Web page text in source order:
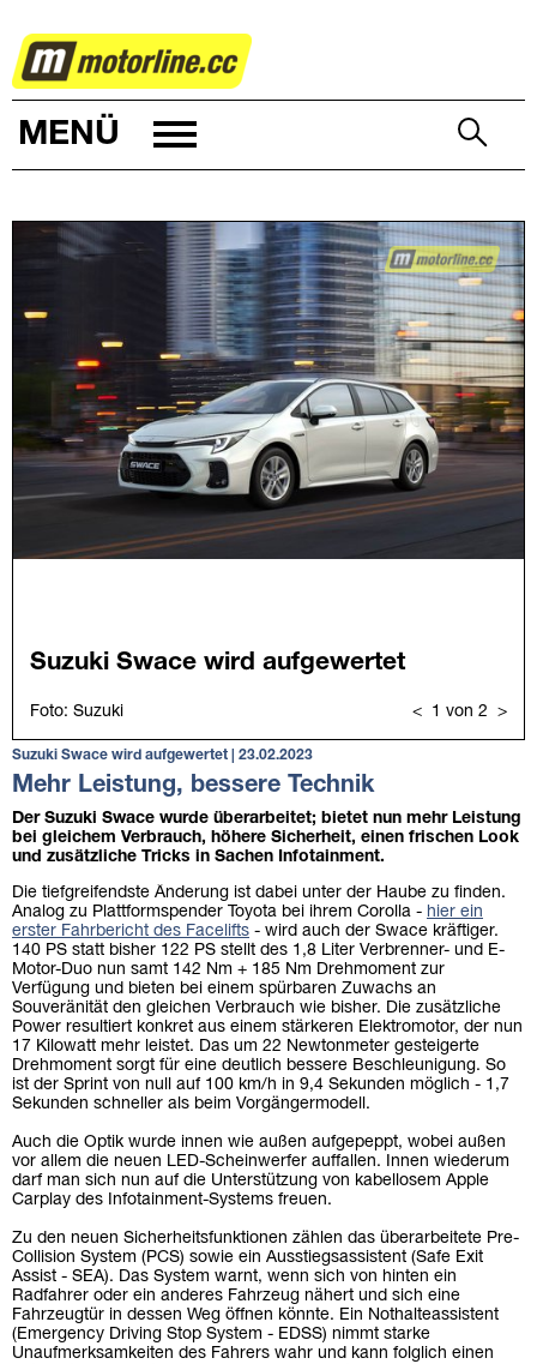
AUTOWELT
MENÜ
Suzuki Swace wird aufgewertet | 23.02.2023
Mehr Leistung, bessere Technik
Der Suzuki Swace wurde überarbeitet; bietet nun mehr Leistung
bei gleichem Verbrauch, höhere Sicherheit, einen frischen Look
und zusätzliche Tricks in Sachen Infotainment.
Die tiefgreifendste Änderung ist dabei unter der Haube zu finden.
Analog zu Plattformspender Toyota bei ihrem Corolla - hier ein
erster Fahrbericht des Facelifts - wird auch der Swace kräftiger.
140 PS statt bisher 122 PS stellt des 1,8 Liter Verbrenner- und E-
Motor-Duo nun samt 142 Nm + 185 Nm Drehmoment zur
Verfügung und bieten bei einem spürbaren Zuwachs an
Souveränität den gleichen Verbrauch wie bisher. Die zusätzliche
Power resultiert konkret aus einem stärkeren Elektromotor, der nun
17 Kilowatt mehr leistet. Das um 22 Newtonmeter gesteigerte
Drehmoment sorgt für eine deutlich bessere Beschleunigung. So
ist der Sprint von null auf 100 km/h in 9,4 Sekunden möglich - 1,7
Sekunden schneller als beim Vorgängermodell.
Auch die Optik wurde innen wie außen aufgepeppt, wobei außen
vor allem die neuen LED-Scheinwerfer auffallen. Innen wiederum
darf man sich nun auf die Unterstützung von kabellosem Apple
Carplay des Infotainment-Systems freuen.
Zu den neuen Sicherheitsfunktionen zählen das überarbeitete Pre-
Collision System (PCS) sowie ein Ausstiegsassistent (Safe Exit
Assist - SEA). Das System warnt, wenn sich von hinten ein
Radfahrer oder ein anderes Fahrzeug nähert und sich eine
Fahrzeugtür in dessen Weg öffnen könnte. Ein Nothalteassistent
(Emergency Driving Stop System - EDSS) nimmt starke
Unaufmerksamkeiten des Fahrers wahr und kann folglich einen